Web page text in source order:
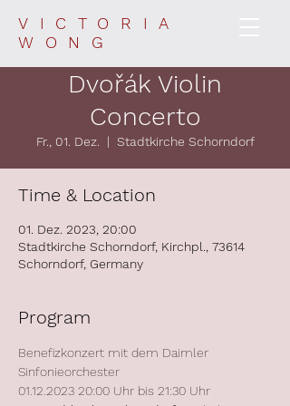
VICTORIA
WONG
Dvořák Violin
Concerto
Fr., 01. Dez.
  |
Stadtkirche Schorndorf
Time & Location
01. Dez. 2023, 20:00
Stadtkirche Schorndorf, Kirchpl., 73614
Schorndorf, Germany
Program
Benefizkonzert mit dem Daimler
Sinfonieorchester
01.12.2023 20:00 Uhr bis 21:30 Uhr